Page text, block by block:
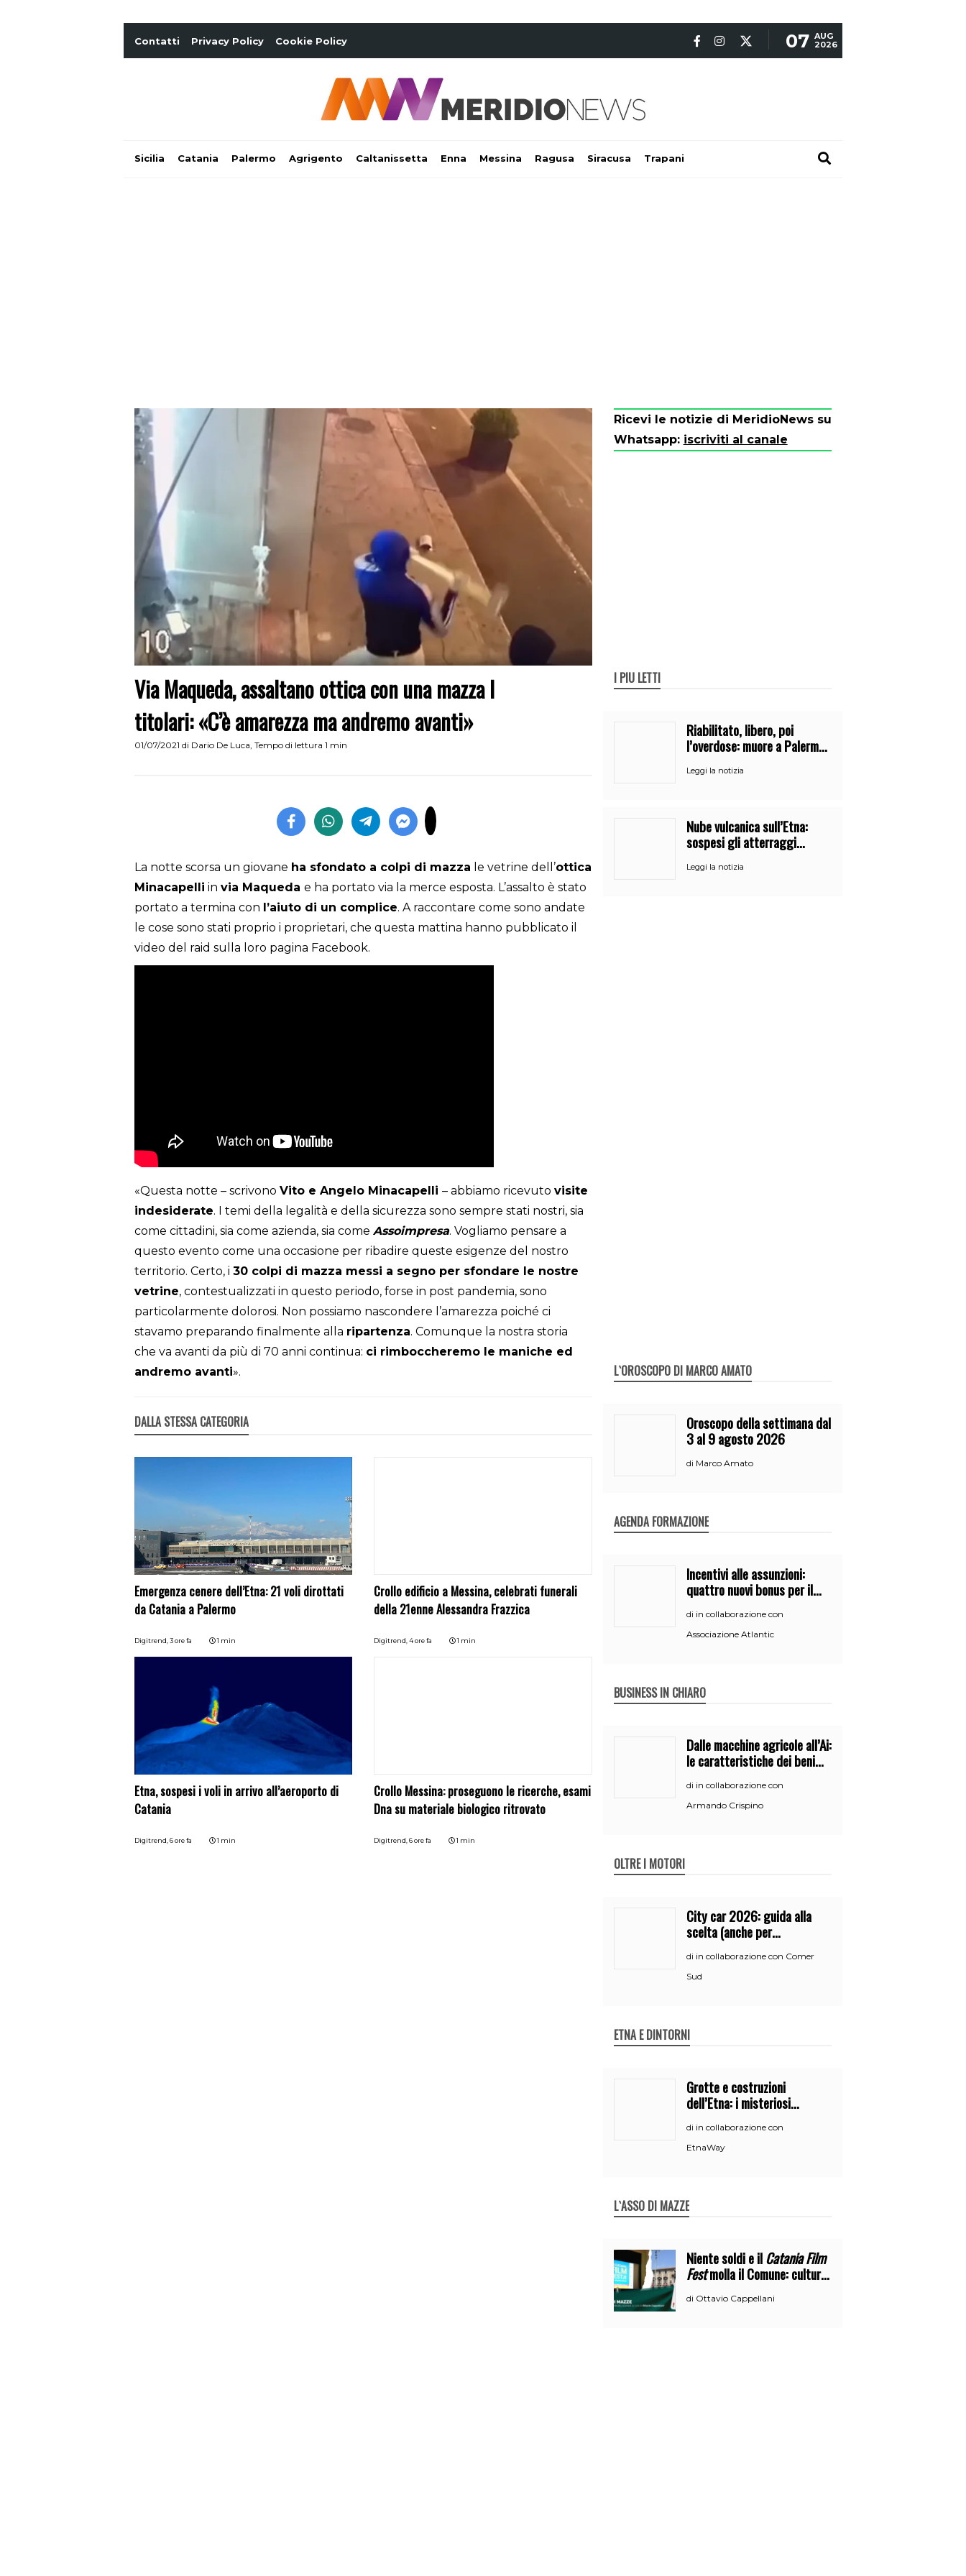
Contatti Privacy Policy Cookie Policy 07 AUG
2026
Sicilia Catania Palermo Agrigento Caltanissetta Enna Messina Ragusa Siracusa Trapani
Via Maqueda, assaltano ottica con una mazza I
titolari: «C’è amarezza ma andremo avanti»
01/07/2021 di Dario De Luca, Tempo di lettura 1 min
La notte scorsa un giovane ha sfondato a colpi di mazza le vetrine dell’ottica
Minacapelli in via Maqueda e ha portato via la merce esposta. L’assalto è stato
portato a termina con l’aiuto di un complice. A raccontare come sono andate
le cose sono stati proprio i proprietari, che questa mattina hanno pubblicato il
video del raid sulla loro pagina Facebook.
«Questa notte – scrivono Vito e Angelo Minacapelli – abbiamo ricevuto visite
indesiderate. I temi della legalità e della sicurezza sono sempre stati nostri, sia
come cittadini, sia come azienda, sia come Assoimpresa. Vogliamo pensare a
questo evento come una occasione per ribadire queste esigenze del nostro
territorio. Certo, i 30 colpi di mazza messi a segno per sfondare le nostre
vetrine, contestualizzati in questo periodo, forse in post pandemia, sono
particolarmente dolorosi. Non possiamo nascondere l’amarezza poiché ci
stavamo preparando finalmente alla ripartenza. Comunque la nostra storia
che va avanti da più di 70 anni continua: ci rimboccheremo le maniche ed
andremo avanti».
DALLA STESSA CATEGORIA
Emergenza cenere dell’Etna: 21 voli dirottati
da Catania a Palermo
Digitrend, 3 ore fa 1 min
Crollo edificio a Messina, celebrati funerali
della 21enne Alessandra Frazzica
Digitrend,4 ore fa 1 min
Etna, sospesi i voli in arrivo all’aeroporto di
Catania
Digitrend, 6 ore fa 1 min
Crollo Messina: proseguono le ricerche, esami
Dna su materiale biologico ritrovato
Digitrend,6 ore fa 1 min
Ricevi le notizie di MeridioNews su
Whatsapp: iscriviti al canale
I PIÙ LETTI
Riabilitato, libero, poi
l’overdose: muore a Palermo
comunità
Leggi la notizia
Nube vulcanica sull’Etna:
sospesi gli atterraggi
Leggi la notizia
L`OROSCOPO DI MARCO AMATO
Oroscopo della settimana dal
3 al 9 agosto 2026
di Marco Amato
AGENDA FORMAZIONE
Incentivi alle assunzioni:
quattro nuovi bonus per il
di in collaborazione con
Associazione Atlantic
BUSINESS IN CHIARO
Dalle macchine agricole all’Ai:
le caratteristiche dei beni
all’iperammortamento
di in collaborazione con
Armando Crispino
OLTRE I MOTORI
City car 2026: guida alla
scelta (anche per
neopatentati)
di in collaborazione con Comer
Sud
ETNA E DINTORNI
Grotte e costruzioni
dell’Etna: i misteriosi
di in collaborazione con
EtnaWay
L`ASSO DI MAZZE
Niente soldi e ilCatania Film
Festmolla il Comune: cultura
di Ottavio Cappellani